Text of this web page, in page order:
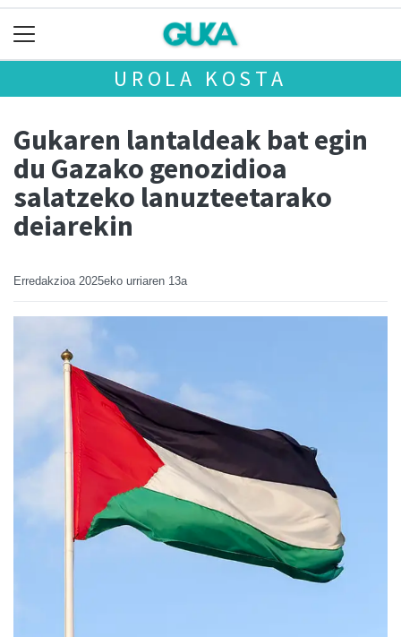
UROLA KOSTA
Gukaren lantaldeak bat egin
du Gazako genozidioa
salatzeko lanuzteetarako
deiarekin
Erredakzioa 2025eko urriaren 13a